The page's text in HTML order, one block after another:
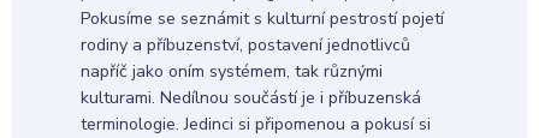
Pokusíme se seznámit s kulturní pestrostí pojetí
rodiny a příbuzenství, postavení jednotlivců
napříč jako oním systémem, tak různými
kulturami. Nedílnou součástí je i příbuzenská
terminologie. Jedinci si připomenou a pokusí si